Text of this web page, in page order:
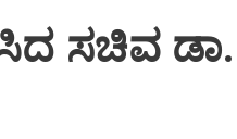
ಸಚಿವ ಡಾ.